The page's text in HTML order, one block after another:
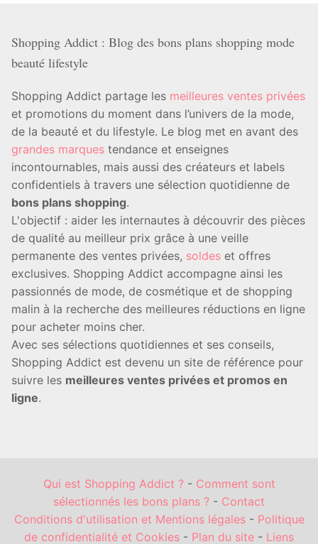
Shopping Addict : Blog des bons plans shopping mode
beauté lifestyle
Shopping Addict partage les meilleures ventes privées
et promotions du moment dans l’univers de la mode,
de la beauté et du lifestyle. Le blog met en avant des
grandes marques tendance et enseignes
incontournables, mais aussi des créateurs et labels
confidentiels à travers une sélection quotidienne de
bons plans shopping.
L'objectif : aider les internautes à découvrir des pièces
de qualité au meilleur prix grâce à une veille
permanente des ventes privées, soldes et offres
exclusives. Shopping Addict accompagne ainsi les
passionnés de mode, de cosmétique et de shopping
malin à la recherche des meilleures réductions en ligne
pour acheter moins cher.
Avec ses sélections quotidiennes et ses conseils,
Shopping Addict est devenu un site de référence pour
suivre les meilleures ventes privées et promos en
ligne.
Qui est Shopping Addict ?- Comment sont
sélectionnés les bons plans ? - Contact
Conditions d'utilisation et Mentions légales- Politique
de confidentialité et Cookies - Plan du site - Liens